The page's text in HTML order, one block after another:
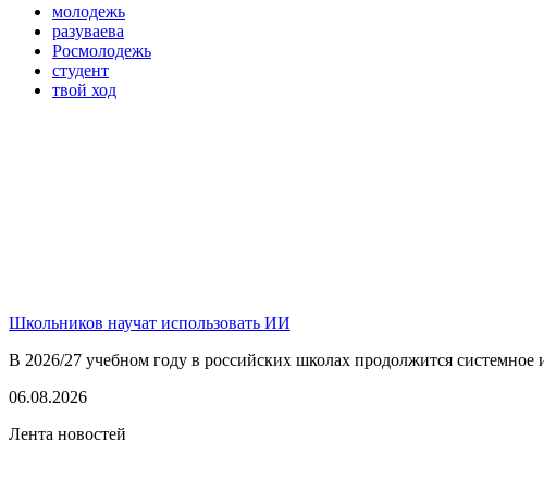
молодежь
разуваева
Росмолодежь
студент
твой ход
Школьников научат использовать ИИ
В 2026/27 учебном году в российских школах продолжится системное
06.08.2026
Лента новостей